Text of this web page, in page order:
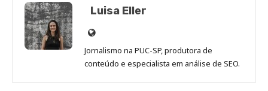
Luisa Eller
Site
de
Luisa
Jornalismo na PUC-SP, produtora de
conteúdo e especialista em análise de SEO.